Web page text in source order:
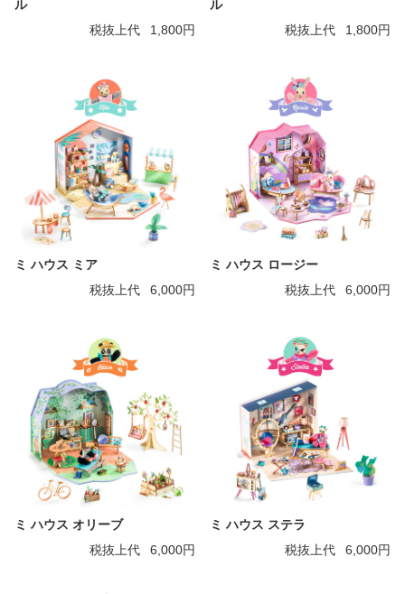
ル
税抜上代
1,800円
ル
税抜上代
1,800円
ミ ハウス ミア
税抜上代
6,000円
ミ ハウス ロージー
税抜上代
6,000円
ミ ハウス オリーブ
税抜上代
6,000円
ミ ハウス ステラ
税抜上代
6,000円